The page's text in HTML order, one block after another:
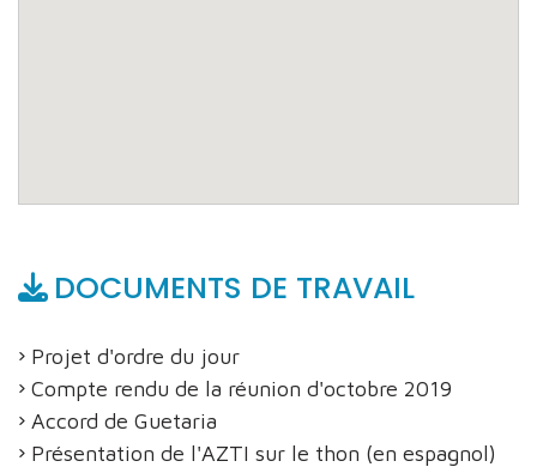
DOCUMENTS DE TRAVAIL
Projet d'ordre du jour
Compte rendu de la réunion d'octobre 2019
Accord de Guetaria
Présentation de l'AZTI sur le thon (en espagnol)